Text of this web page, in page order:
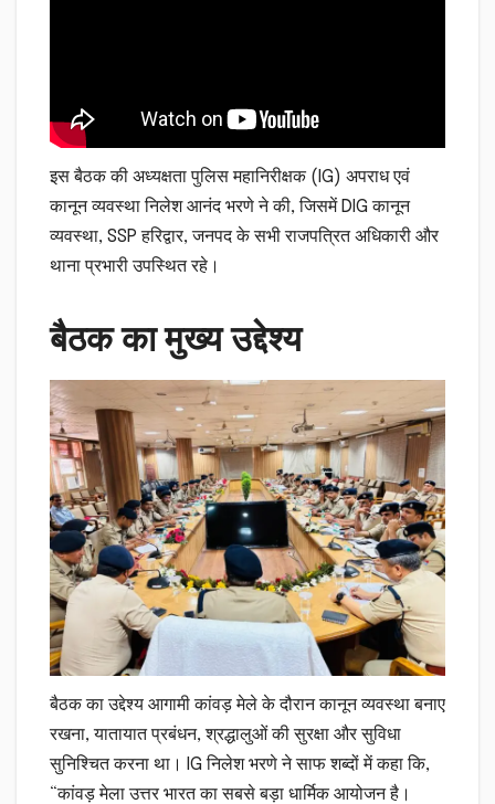
इस बैठक की अध्यक्षता पुलिस महानिरीक्षक (IG) अपराध एवं
कानून व्यवस्था निलेश आनंद भरणे ने की, जिसमें DIG कानून
व्यवस्था, SSP हरिद्वार, जनपद के सभी राजपत्रित अधिकारी और
थाना प्रभारी उपस्थित रहे।
बैठक का मुख्य उद्देश्य
बैठक का उद्देश्य आगामी कांवड़ मेले के दौरान कानून व्यवस्था बनाए
रखना, यातायात प्रबंधन, श्रद्धालुओं की सुरक्षा और सुविधा
सुनिश्चित करना था। IG निलेश भरणे ने साफ शब्दों में कहा कि,
“कांवड़ मेला उत्तर भारत का सबसे बड़ा धार्मिक आयोजन है।